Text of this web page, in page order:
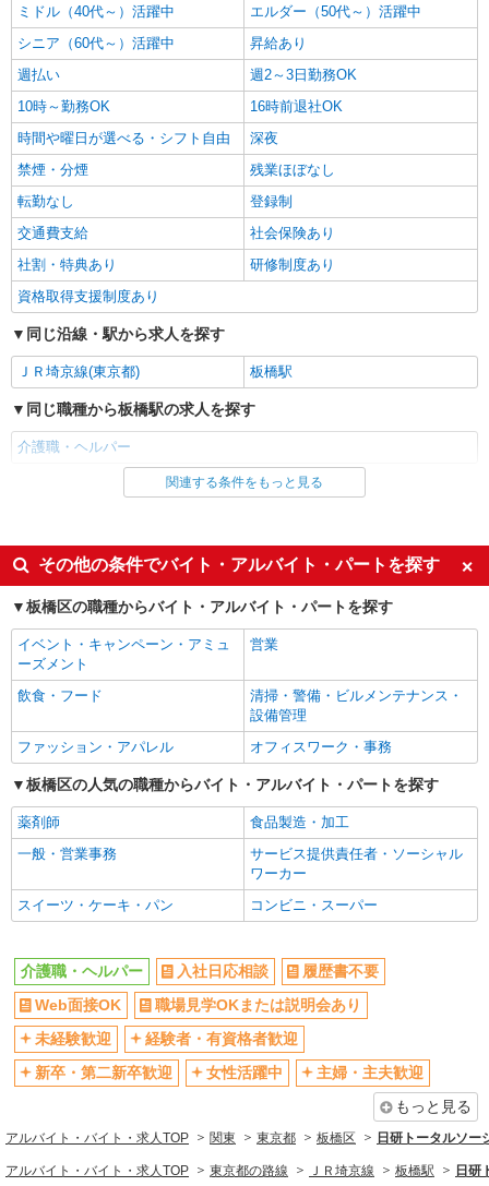
万円〜 ※下記毎月平均的に支払われる手当を含み
ます。 ・職務手当 ・特別職務手当 ・特別地域手
当 ・（東京都）居住支援特別手当 ・働きがい向上
手当 ・特別夜勤手当 ・日祝手当（月平均2回分）
・夜勤手当（月平均5回分） ※居住支援特別手当
は勤続5年目までの方はさらに1万円支給（再入社
は除く） ◎賞与：基本給2.08ヶ月分/年支給 ◎残
業時は別途時間外手当支給（超過1分〜）
東京都板橋区坂下3-5-2
キープ 詳細を見る
正社員
SOMPOケア ラヴィーレ光が丘公園/5007aa1
介護スタッフ
【実務者研修】 月給：269,500円 年収例：364
年収例：351万円〜 ※職務手当、（東京都）居住
支援特別手当、日祝手当（月平均2回分）、夜勤手
当（月平均5回分）等、毎月平均的に支払われる手
当を含みます。 ※居住支援特別手当は勤続5年目
までの方はさらに1万円支給（再入社は除く） ◎
賞与：基本給2.08ヶ月分/年支給 ◎残業時は別途時
間外手当支給（超過1分〜）
東京都板橋区赤塚新町2-7-16
キープ
正社員
そんぽの家 板橋三園/1009aa1
介護スタッフ
【実務者研修】 月給：269,500円 年収例：364
年収例：351万円〜 ※職務手当、（東京都）居住
支援特別手当、日祝手当（月平均2回分）、夜勤手
までの方はさらに1万円支給（再入社は除く） ◎
賞与：基本給2.08ヶ月分/年支給 ◎残業時は別途時
間外手当支給（超過1分〜）
東京都板橋区三園2丁目12-14
正社員
そんぽの家 板橋徳丸/1007aa1
【介護福祉士】 月給：305,300円 年収例：410
ます。 ・職務手当 ・特別職務手当 ・特別地域手
当 ・（東京都）居住支援特別手当 ・働きがい向上
手当 ・特別夜勤手当 ・日祝手当（月平均2回分）
・夜勤手当（月平均5回分） ※居住支援特別手当
は勤続5年目までの方はさらに1万円支給（再入社
は除く） ◎賞与：基本給2.08ヶ月分/年支給 ◎残
業時は別途時間外手当支給（超過1分〜）
東京都板橋区徳丸6丁目1-11
キープ 詳細を見る
正社員
SOMPOケア ラヴィーレ光が丘公園/5007aa1
介護スタッフ
【介護福祉士】 月給：305,300円 年収例：410
万円〜 ※下記毎月平均的に支払われる手当を含み
ます。 ・職務手当 ・特別職務手当 ・特別地域手
当 ・（東京都）居住支援特別手当 ・働きがい向上
・夜勤手当（月平均5回分） ※居住支援特別手当
は勤続5年目までの方はさらに1万円支給（再入社
は除く） ◎賞与：基本給2.08ヶ月分/年支給 ◎残
業時は別途時間外手当支給（超過1分〜）
東京都板橋区赤塚新町2-7-16
キープ 詳細を見る
正社員
そんぽの家 板橋三園/1009aa1
介護スタッフ
【介護福祉士】 月給：305,300円 年収例：410
ます。 ・職務手当 ・特別職務手当 ・特別地域手
当 ・（東京都）居住支援特別手当 ・働きがい向上
手当 ・特別夜勤手当 ・日祝手当（月平均2回分）
東京都板橋区三園2丁目12-14
詳細を見る
ミドル（40代～）活躍中
エルダー（50代～）活躍中
シニア（60代～）活躍中
昇給あり
週払い
週2～3日勤務OK
10時～勤務OK
16時前退社OK
時間や曜日が選べる・シフト自由
深夜
禁煙・分煙
残業ほぼなし
転勤なし
登録制
交通費支給
社会保険あり
社割・特典あり
研修制度あり
資格取得支援制度あり
同じ沿線・駅から求人を探す
ＪＲ埼京線(東京都) 板橋駅
同じ職種から板橋駅の求人を探す
介護職・ヘルパー
同じ雇用形態から板橋駅の求人を探す
派遣社員
紹介予定派遣
同じ特徴から板橋駅の求人を探す
入社日応相談
履歴書不要
Web面接OK
未経験歓迎
経験者・有資格者歓迎
女性活躍中
主婦・主夫歓迎
フリーター歓迎
学歴不問
ブランクOK
ミドル（40代～）活躍中
エルダー（50代～）活躍中
シニア（60代～）活躍中
昇給あり
週2～3日勤務OK
10時～勤務OK
16時前退社OK
禁煙・分煙
残業ほぼなし
転勤なし
登録制
交通費支給
社会保険あり
社割・特典あり
研修制度あり
同じ職種から求人を探す
医療・介護・福祉
関連する条件をもっと見る
その他の条件でバイト・アルバイト・パートを探す
板橋区の職種からバイト・アルバイト・パートを探す
イベント・キャンペーン・アミュ
ーズメント
営業
飲食・フード
清掃・警備・ビルメンテナンス・
設備管理
ファッション・アパレル
オフィスワーク・事務
板橋区の人気の職種からバイト・アルバイト・パートを探す
薬剤師
食品製造・加工
一般・営業事務
サービス提供責任者・ソーシャル
ワーカー
スイーツ・ケーキ・パン
コンビニ・スーパー
介護職・ヘルパー 入社日応相談
履歴書不要
Web面接OK
職場見学OKまたは説明会あり
未経験歓迎
経験者・有資格者歓迎
新卒・第二新卒歓迎
女性活躍中
主婦・主夫歓迎
もっと見る
アルバイト・バイト・求人TOP 関東 東京都 板橋区 日研トータルソ
アルバイト・バイト・求人TOP 東京都の路線 ＪＲ埼京線 板橋駅 日研